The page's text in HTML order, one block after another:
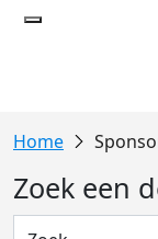
Zoek een